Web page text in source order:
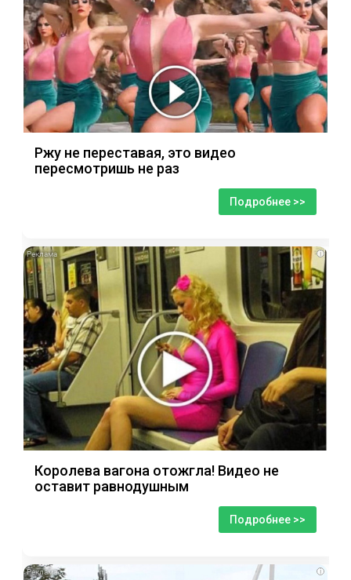
Ржу не переставая, это видео
пересмотришь не раз
Подробнее >>
i
Королева вагона отожгла! Видео не
оставит равнодушным
Подробнее >>
i